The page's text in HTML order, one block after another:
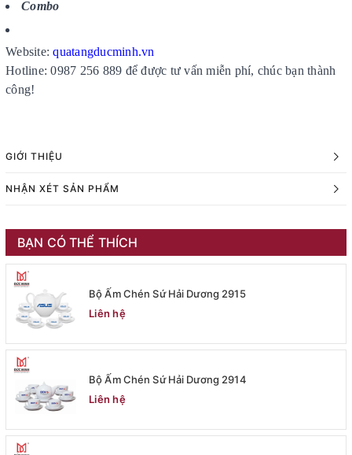
Combo
Website:quatangducminh.vn
Hotline: 0987 256 889 để được tư vấn miễn phí, chúc bạn thành
công!
GIỚI THIỆU
NHẬN XÉT SẢN PHẨM
BẠN CÓ THỂ THÍCH
Bộ Ấm Chén Sứ Hải Dương 2915
Liên hệ
Bộ Ấm Chén Sứ Hải Dương 2914
Liên hệ